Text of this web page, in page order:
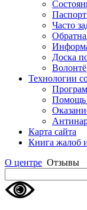
Часто
Доска
Технологии
Помощь
Карта сайта
Книга жалоб
О центре Отзывы